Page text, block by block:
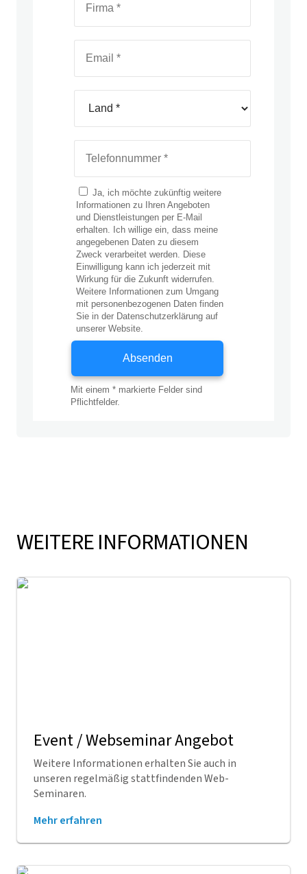
WEITERE INFORMATIONEN
Event / Webseminar Angebot
Weitere Informationen erhalten Sie auch in
unseren regelmäßig stattfindenden Web-
Seminaren.
Mehr erfahren